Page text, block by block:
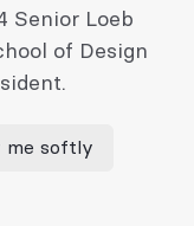
Senior Loeb
of Design
me softly